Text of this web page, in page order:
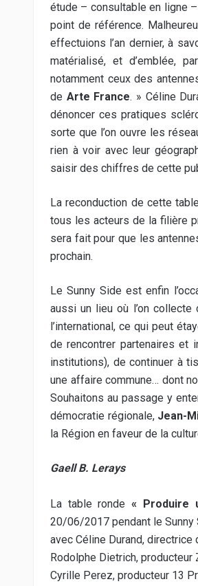
étude – consultable en ligne
point de référence.
effectuions l’an dernier, à
matérialisé, et d’emblée,
notamment ceux des
de Arte France. » Céline
dénoncer ces pratiques
sorte que l’on ouvre les
rien à voir avec leur
saisir des chiffres de cette
La reconduction de cette
tous les acteurs de la filière
sera fait pour que les
prochain.
Le Sunny Side est enfin
aussi un lieu où l’on
l’international, ce qui peut
de rencontrer partenaires et
institutions), de continuer à
une affaire commune… dont
Souhaitons au passage y
démocratie régionale, Jean-
la Région en faveur de la
Gaell B. Lerays
La table ronde « Produire
20/06/2017 pendant le Sunny
avec Céline Durand, directrice
Rodolphe Dietrich,
Cyrille Perez, producteur 13